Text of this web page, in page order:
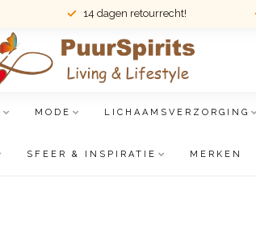
14 dagen retourrecht!
MODE LICHAAMSVERZORGING
SFEER & INSPIRATIE MERKEN